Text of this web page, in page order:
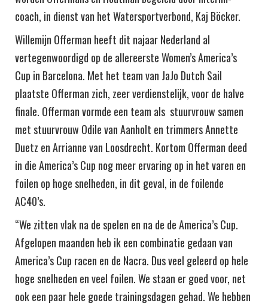
coach, in dienst van het Watersportverbond, Kaj Böcker.
Willemijn Offerman heeft dit najaar Nederland al
vertegenwoordigd op de allereerste Women’s America’s
Cup in Barcelona. Met het team van JaJo Dutch Sail
plaatste Offerman zich, zeer verdienstelijk, voor de halve
finale. Offerman vormde een team als stuurvrouw samen
met stuurvrouw Odile van Aanholt en trimmers Annette
Duetz en Arrianne van Loosdrecht. Kortom Offerman deed
in die America’s Cup nog meer ervaring op in het varen en
foilen op hoge snelheden, in dit geval, in de foilende
AC40’s.
“We zitten vlak na de spelen en na de de America’s Cup.
Afgelopen maanden heb ik een combinatie gedaan van
America’s Cup racen en de Nacra. Dus veel geleerd op hele
hoge snelheden en veel foilen. We staan er goed voor, net
ook een paar hele goede trainingsdagen gehad. We hebben